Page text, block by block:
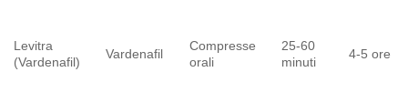
Levitra
(Vardenafil)
Vardenafil
Compresse
orali
25-60
minuti
4-5 ore